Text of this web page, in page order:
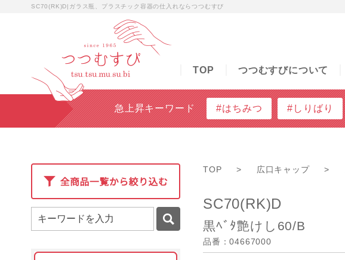
SC70(RK)D|ガラス瓶、プラスチック容器の仕入れならつつむすび
TOP つつむすびについて
急上昇キーワード #はちみつ #しりばり
つつむすびについて
TOP > 広口キャップ >
SC70(RK)D
黒ﾍﾞﾀ艶けし60/B
品番：04667000